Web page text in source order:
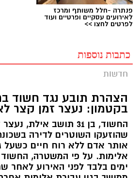
פנתרה -חלל משותף ומרכז
לאירועים עסקיים ופרטיים ועוד
לפרטים לחצו >>
כתבות נוספות
חדשות
הצהרת תובע נגד חשוד
בקטמון: נעצר זמן קצר
החשוד, בן 31 תושב
שהוזעקו השוטרים לדירה
אותר אדם ללא רוח חיים כשעל
אלימות. על פי המשטרה,
ימים בלבד לפני האירוע לאחר